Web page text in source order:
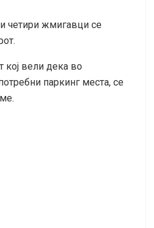
четири жмигавци се
кој вели дека во
паркинг места, се